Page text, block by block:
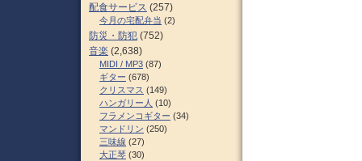
配食サービス (257)
今月の宅配弁当 (2)
防災・防犯 (752)
音楽 (2,638)
MIDI / MP3 (87)
ギター (678)
クリスマス (149)
ハンガリー人 (10)
フラメンコギター (34)
マンドリン (250)
三味線 (27)
大正琴 (30)